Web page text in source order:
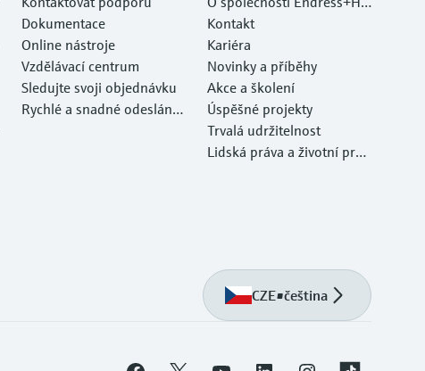
Dokumentace
Online nástroje
Vzdělávací centrum
Sledujte svoji objednávku
Rychlé a snadné odeslání v
user
Kontakt
Kariéra
Novinky a příběhy
Akce a školení
Úspěšné projekty
Trvalá udržitelnost
Lidská práva a životní pros
CZE•čeština